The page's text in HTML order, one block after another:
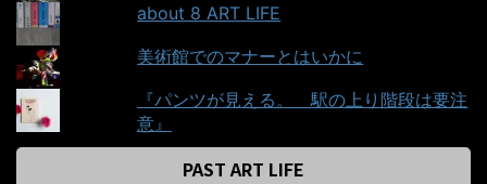
about 8 ART LIFE
美術館でのマナーとはいかに
『パンツが見える。＿駅の上り階段は要注
意』
PAST ART LIFE